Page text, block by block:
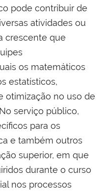
pode contribuir de
atividades ou
crescente que
os matemáticos
estatísticos,
otimização no uso de
serviço público,
para os
e também outros
superior, em que
durante o curso
nos processos